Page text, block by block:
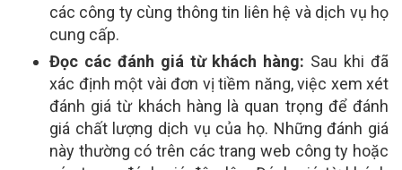
các công ty cùng thông tin liên hệ và dịch vụ họ
cung cấp.
Đọc các đánh giá từ khách hàng: Sau khi đã
xác định một vài đơn vị tiềm năng, việc xem xét
đánh giá từ khách hàng là quan trọng để đánh
giá chất lượng dịch vụ của họ. Những đánh giá
này thường có trên các trang web công ty hoặc